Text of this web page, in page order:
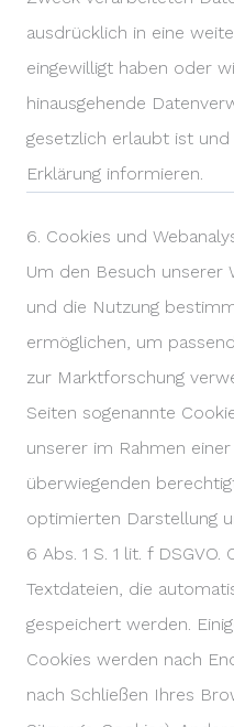
ausdrücklich in eine
eingewilligt haben oder
hinausgehende
gesetzlich erlaubt ist
Erklärung informieren.
6. Cookies und
Um den Besuch unserer
und die Nutzung
ermöglichen, um
zur Marktforschung
Seiten sogenannte
unserer im Rahmen
überwiegenden
optimierten Darstellung
6 Abs. 1 S. 1 lit. f
Textdateien, die
gespeichert werden.
Cookies werden nach
nach Schließen Ihres